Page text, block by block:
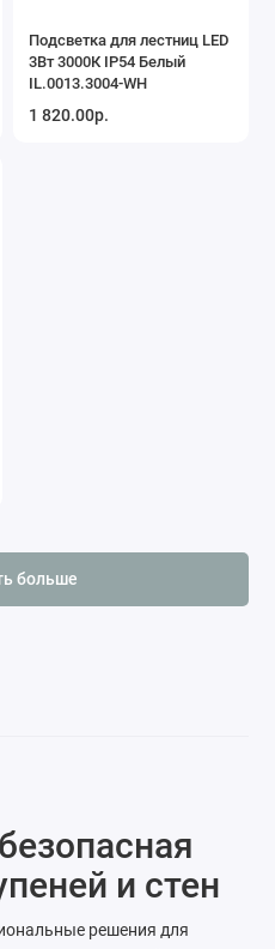
Подсветка для лестниц LED
3Вт 3000К IP54 Белый
IL.0013.3004-WH
1 820.00р.
больше
и стен
решения для